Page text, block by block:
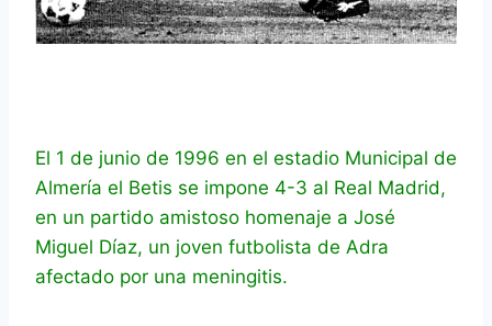
El 1 de junio de 1996 en el estadio Municipal de
Almería el Betis se impone 4-3 al Real Madrid,
en un partido amistoso homenaje a José
Miguel Díaz, un joven futbolista de Adra
afectado por una meningitis.